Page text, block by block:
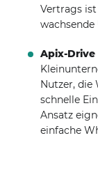
Vertrags
Apix-
Nutzer, die
schnelle
Ansatz
einfache